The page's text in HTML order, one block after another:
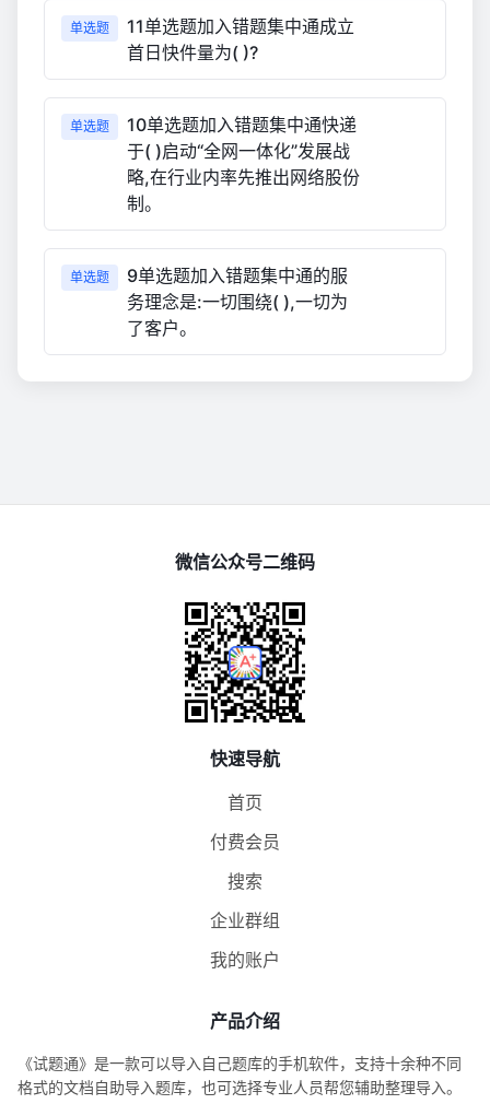
单选题
11单选题加入错题集中通成立
首日快件量为( )?
单选题
10单选题加入错题集中通快递
于( )启动“全网一体化”发展战
略,在行业内率先推出网络股份
制。
单选题
9单选题加入错题集中通的服
务理念是:一切围绕( ),一切为
了客户。
微信公众号二维码
快速导航
首页
付费会员
搜索
企业群组
我的账户
产品介绍
《试题通》是一款可以导入自己题库的手机软件，支持十余种不同
格式的文档自助导入题库，也可选择专业人员帮您辅助整理导入。